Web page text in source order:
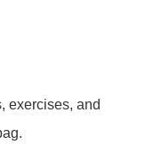
exercises, and